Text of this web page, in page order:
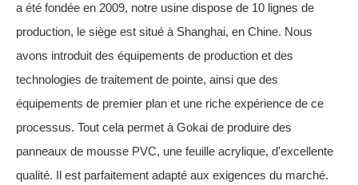
a été fondée en 2009, notre usine dispose de 10 lignes de
production, le siège est situé à Shanghai, en Chine. Nous
avons introduit des équipements de production et des
technologies de traitement de pointe, ainsi que des
équipements de premier plan et une riche expérience de ce
processus. Tout cela permet à Gokai de produire des
panneaux de mousse PVC, une feuille acrylique, d'excellente
qualité. Il est parfaitement adapté aux exigences du marché.